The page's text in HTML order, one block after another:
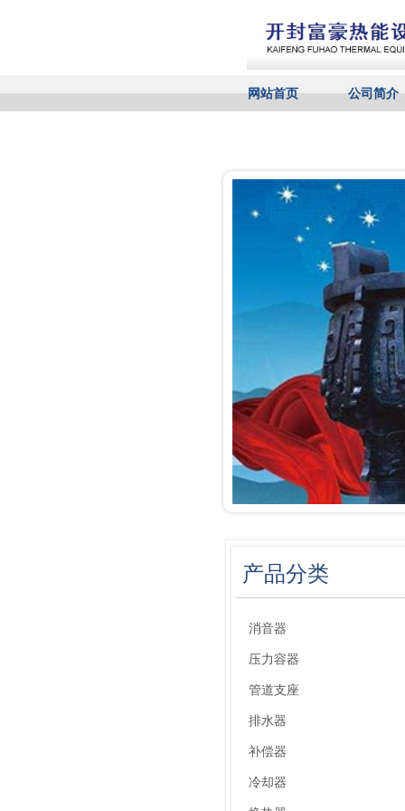
网站首页 公司简介
产品分类
消音器
压力容器
管道支座
排水器
补偿器
冷却器